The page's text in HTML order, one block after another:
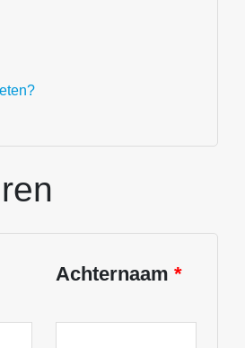
Achternaam*